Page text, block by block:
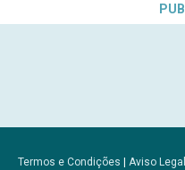
Termos e Condições | Aviso Legal